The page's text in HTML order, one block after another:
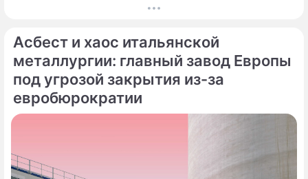
После длительного и тщательного изучения
сформирован шорт-лист из 100 лучших
исполнителей.
Асбест и хаос итальянской
металлургии: главный завод Европы
под угрозой закрытия из-за
евробюрократии